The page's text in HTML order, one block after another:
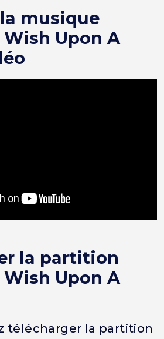
musique
Upon A
la partition
Upon A
télécharger la partition